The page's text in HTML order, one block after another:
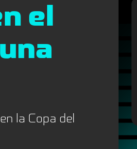
el
la Copa del